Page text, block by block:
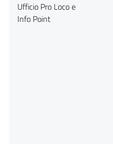
Ufficio Pro Loco e
Info Point